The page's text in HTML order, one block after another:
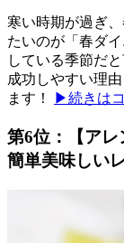
寒い時期が過ぎ
たいのが「春ダ
している季節だ
成功しやすい理
ます！
▶続きは
第6位：【ア
簡単美味しい